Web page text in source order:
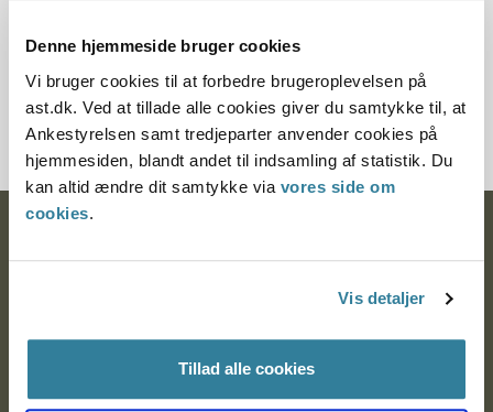
Denne hjemmeside bruger cookies
Vi bruger cookies til at forbedre brugeroplevelsen på
ast.dk. Ved at tillade alle cookies giver du samtykke til, at
Ankestyrelsen samt tredjeparter anvender cookies på
hjemmesiden, blandt andet til indsamling af statistik. Du
kan altid ændre dit samtykke via vores side om
cookies.
Vis detaljer
Tillad alle cookies
20428-89